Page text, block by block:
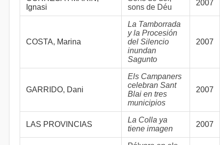
Ignasi
sons de Déu
2007
COSTA, Marina
La Tamborrada
y la Procesión
del Silencio
inundan
Sagunto
2007
GARRIDO, Dani
Els Campaners
celebran Sant
Blai en tres
municipios
2007
LAS PROVINCIAS
La Colla ya
tiene imagen
2007